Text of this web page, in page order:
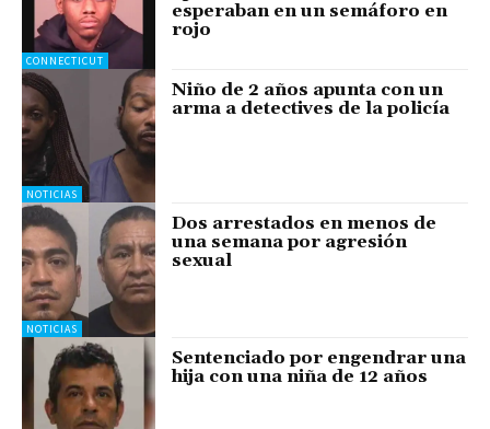
CONNECTICUT
esperaban en un semáforo en
rojo
NOTICIAS
Niño de 2 años apunta con un
arma a detectives de la policía
NOTICIAS
Dos arrestados en menos de
una semana por agresión
sexual
Sentenciado por engendrar una
hija con una niña de 12 años